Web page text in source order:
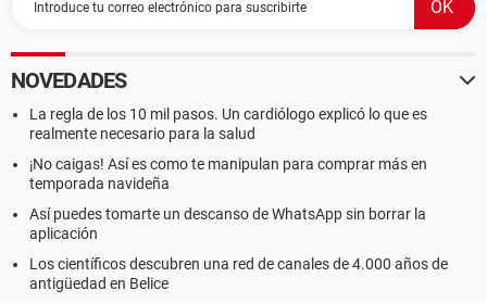
NOVEDADES
La regla de los 10 mil pasos. Un cardiólogo explicó lo que es
realmente necesario para la salud
¡No caigas! Así es como te manipulan para comprar más en
temporada navideña
Así puedes tomarte un descanso de WhatsApp sin borrar la
aplicación
Los científicos descubren una red de canales de 4.000 años de
antigüedad en Belice